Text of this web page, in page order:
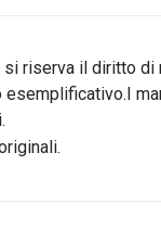
si riserva il diritto